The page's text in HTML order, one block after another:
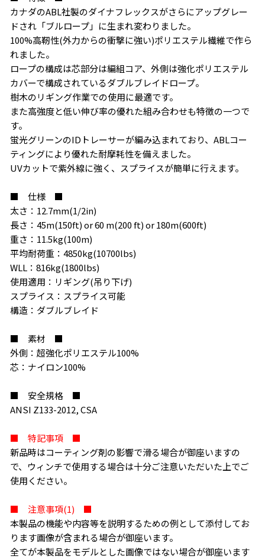
お買い物を続ける カートへ進む
カナダのABL社製のダイナフレックスがさらにアップグレー
ドされ「ブルロープ」に生まれ変わりました。
100%高靭性(外力からの衝撃に強い)ポリエステル繊維で作ら
れました。
ロープの構成は芯部分は編組コア、外側は強化ポリエステル
カバーで構成されているダブルブレイドロープ。
樹木のリギング作業での使用に最適です。
また高強度と低い伸び率の優れた組み合わせも特徴の一つで
す。
蛍光グリーンのIDトレーサーが編み込まれており、ABLコー
ティングにより優れた耐摩耗性を備えました。
UVカットで紫外線に強く、スプライスが簡単に行えます。
■ 仕様 ■
太さ：12.7mm(1/2in)
長さ：45m(150ft) or 60 m(200 ft) or 180m(600ft)
重さ：11.5kg(100m)
平均耐荷重：4850kg(10700lbs)
WLL：816kg(1800lbs)
使用適用：リギング(吊り下げ)
スプライス：スプライス可能
構造：ダブルブレイド
■ 素材 ■
外側：超強化ポリエステル100%
芯：ナイロン100%
■ 安全規格 ■
ANSI Z133-2012, CSA
■ 特記事項 ■
新品時はコーティング剤の影響で滑る場合が御座いますの
で、ウィンチで使用する場合は十分ご注意いただいた上でご
使用ください。
■ 注意事項(1) ■
本製品の機能や内容等を説明するための例として添付してお
ります画像が含まれる場合が御座います。
全てが本製品をモデルとした画像ではない場合が御座います